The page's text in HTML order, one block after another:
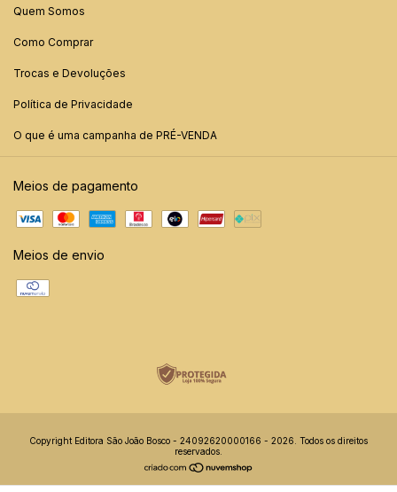
Quem Somos
Como Comprar
Trocas e Devoluções
Política de Privacidade
O que é uma campanha de PRÉ-VENDA
Meios de pagamento
Meios de envio
Copyright Editora São João Bosco - 24092620000166 - 2026. Todos os direitos
reservados.